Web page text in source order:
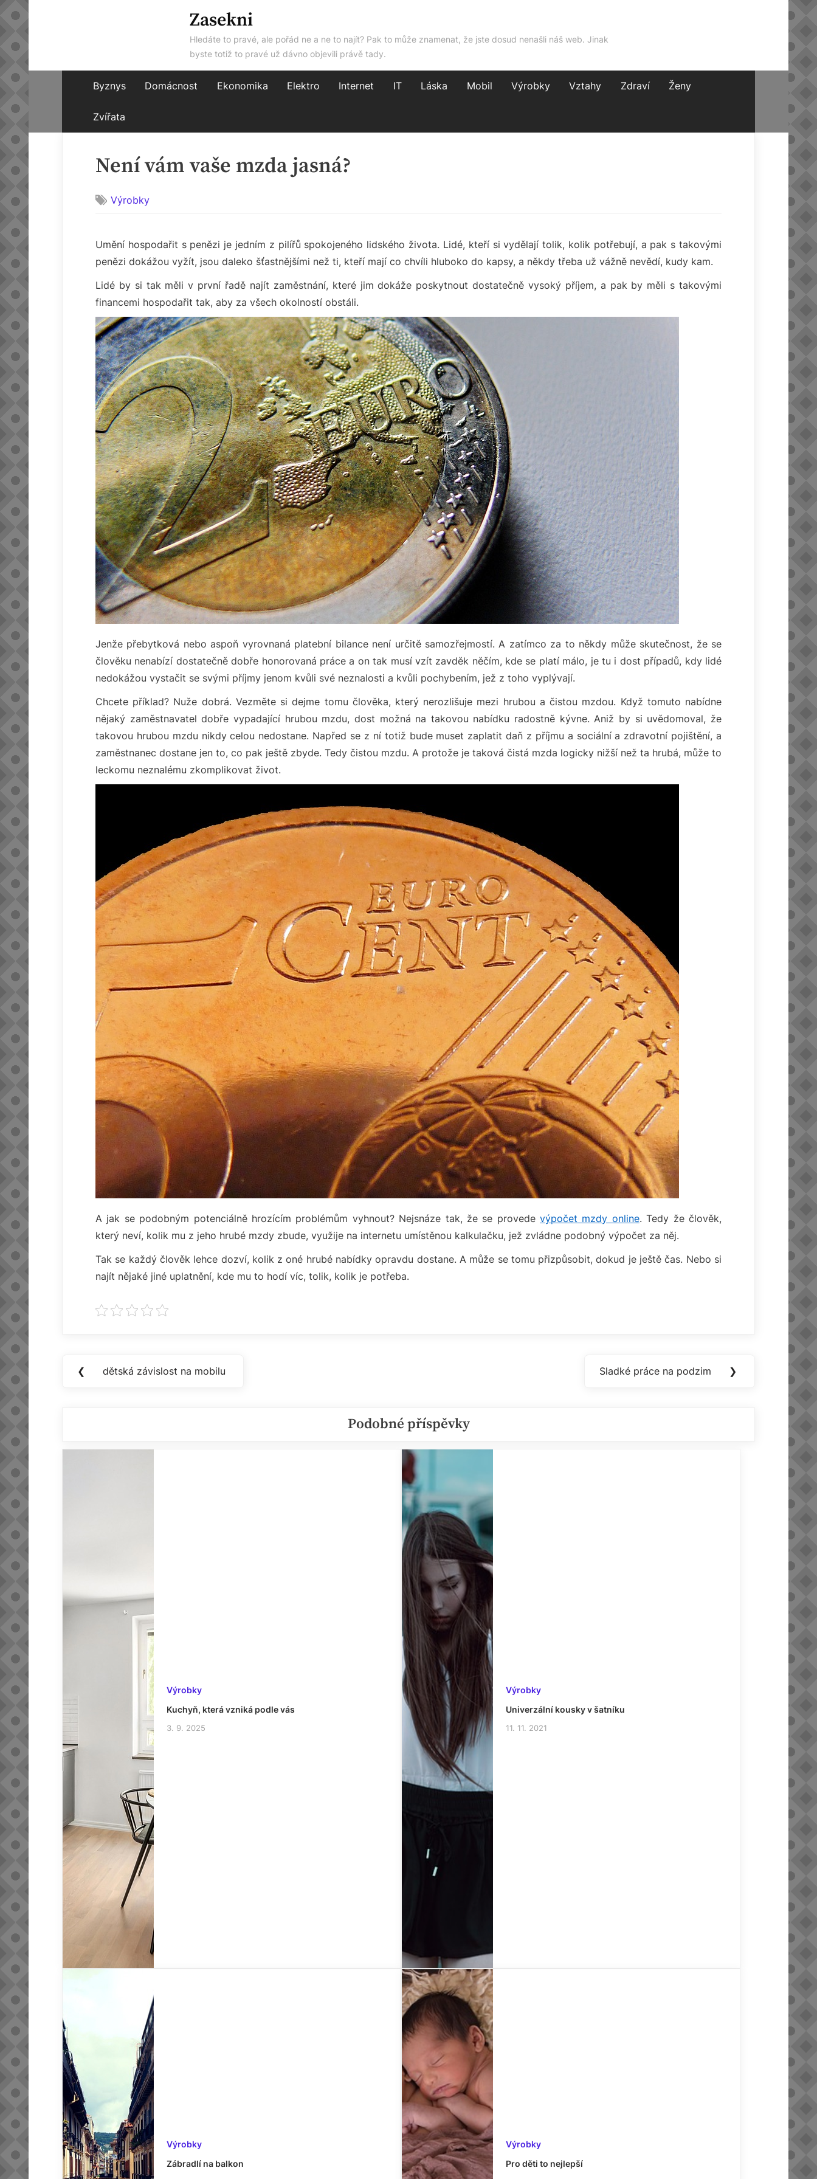
Zasekni
Hledáte to pravé, ale pořád ne a ne to najít? Pak to může znamenat, že jste dosud nenašli náš web. Jinak
byste totiž to pravé už dávno objevili právě tady.
Byznys Domácnost Ekonomika Elektro Internet IT Láska Mobil Výrobky Vztahy Zdraví Ženy
Zvířata
Není vám vaše mzda jasná?
Výrobky
Umění hospodařit s penězi je jedním z pilířů spokojeného lidského života. Lidé, kteří si vydělají tolik, kolik potřebují, a pak s takovými
penězi dokážou vyžít, jsou daleko šťastnějšími než ti, kteří mají co chvíli hluboko do kapsy, a někdy třeba už vážně nevědí, kudy kam.
Lidé by si tak měli v první řadě najít zaměstnání, které jim dokáže poskytnout dostatečně vysoký příjem, a pak by měli s takovými
financemi hospodařit tak, aby za všech okolností obstáli.
Jenže přebytková nebo aspoň vyrovnaná platební bilance není určitě samozřejmostí. A zatímco za to někdy může skutečnost, že se
člověku nenabízí dostatečně dobře honorovaná práce a on tak musí vzít zavděk něčím, kde se platí málo, je tu i dost případů, kdy lidé
nedokážou vystačit se svými příjmy jenom kvůli své neznalosti a kvůli pochybením, jež z toho vyplývají.
Chcete příklad? Nuže dobrá. Vezměte si dejme tomu člověka, který nerozlišuje mezi hrubou a čistou mzdou. Když tomuto nabídne
nějaký zaměstnavatel dobře vypadající hrubou mzdu, dost možná na takovou nabídku radostně kývne. Aniž by si uvědomoval, že
takovou hrubou mzdu nikdy celou nedostane. Napřed se z ní totiž bude muset zaplatit daň z příjmu a sociální a zdravotní pojištění, a
zaměstnanec dostane jen to, co pak ještě zbyde. Tedy čistou mzdu. A protože je taková čistá mzda logicky nižší než ta hrubá, může to
leckomu neznalému zkomplikovat život.
A jak se podobným potenciálně hrozícím problémům vyhnout? Nejsnáze tak, že se provedevýpočet mzdy online. Tedy že člověk,
který neví, kolik mu z jeho hrubé mzdy zbude, využije na internetu umístěnou kalkulačku, jež zvládne podobný výpočet za něj.
Tak se každý člověk lehce dozví, kolik z oné hrubé nabídky opravdu dostane. A může se tomu přizpůsobit, dokud je ještě čas. Nebo si
najít nějaké jiné uplatnění, kde mu to hodí víc, tolik, kolik je potřeba.
Navigace
❮
Previous
dětská závislost na mobilu
Next
Sladké práce na podzim ❯
Podobné příspěvky
Výrobky
Kuchyň, která vzniká podle vás
3. 9. 2025
Výrobky
Univerzální kousky v šatníku
11. 11. 2021
Výrobky
Zábradlí na balkon
Výrobky
Pro děti to nejlepší